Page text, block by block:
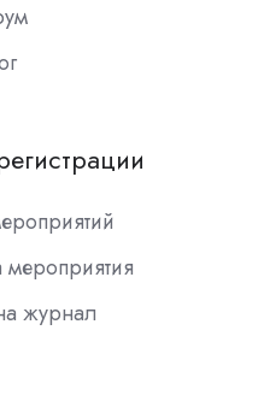
мероприятия
журнал